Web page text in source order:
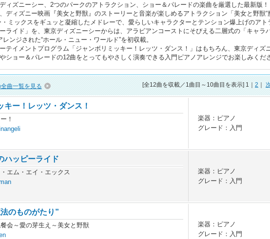
ィズニーシー、2つのパークのアトラクション、ショー＆パレードの楽曲を厳選した最新版！
ディズニー映画『美女と野獣』のストーリーと音楽が楽しめるアトラクション「美女と野獣“
・ミックスをギュッと凝縮したメドレーで、愛らしいキャラクターとテンション爆上げのアト
ライド」を、東京ディズニーシーからは、アラビアンコーストにそびえる二層式の「キャラ
ンジされた“ホール・ニュー・ワールド”を初収載。
テイメントプログラム「ジャンボリミッキー！レッツ・ダンス！」はもちろん、東京ディズ
ショー＆パレードの12曲をとってもやさしく演奏できる入門ピアノアレンジでお楽しみくだ
曲一覧を見る [全12曲を収載／1曲目～10曲目を表示] 1｜ 2 ｜
キー！レッツ・ダンス！
！
楽器：ピアノ
グレード：入門
ハッピーライド
エム・エイ・エックス
楽器：ピアノ
グレード：入門
のものがたり”
会～愛の芽生え～美女と野獣
楽器：ピアノ
グレード：入門